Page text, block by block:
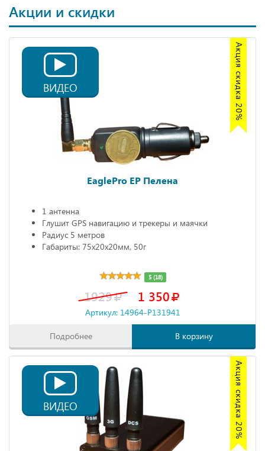
Акции и скидки
Акция скидка 20%
ВИДЕО
EaglePro EP Пелена
1 антенна
Глушит GPS навигацию и трекеры и маячки
Радиус 5 метров
Габариты: 75х20х20мм, 50г
5 (18)
1929 1 350
Артикул: 14964-P131941
Подробнее В корзину
Акция скидка 20%
ВИДЕО